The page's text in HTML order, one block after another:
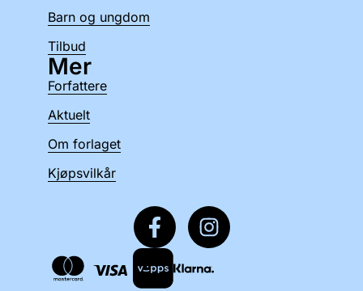
Barn og ungdom
Tilbud
Mer
Forfattere
Aktuelt
Om forlaget
Kjøpsvilkår